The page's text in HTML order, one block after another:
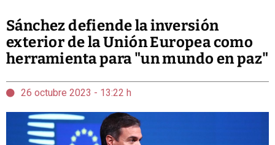
Sánchez defiende la inversión
exterior de la Unión Europea como
herramienta para "un mundo en paz"
26 octubre 2023 - 13:22 h